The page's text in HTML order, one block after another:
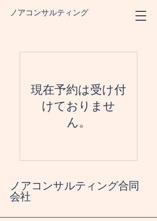
ノアコンサルティング
現在予約は受け付
けておりませ
ん。
ノアコンサルティング合同
会社